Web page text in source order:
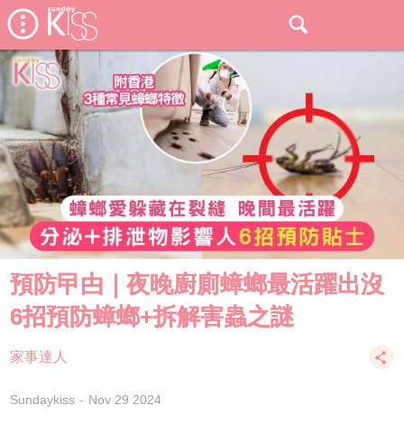
預防曱甴｜夜晚廚廁蟑螂最活躍出沒
6招預防蟑螂+拆解害蟲之謎
家事達人
Sundaykiss Nov 29 2024